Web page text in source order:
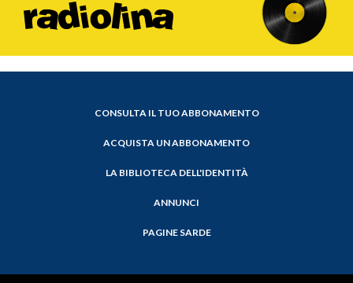
CONSULTA IL TUO ABBONAMENTO
ACQUISTA UN ABBONAMENTO
LA BIBLIOTECA DELL'IDENTITÀ
ANNUNCI
PAGINE SARDE